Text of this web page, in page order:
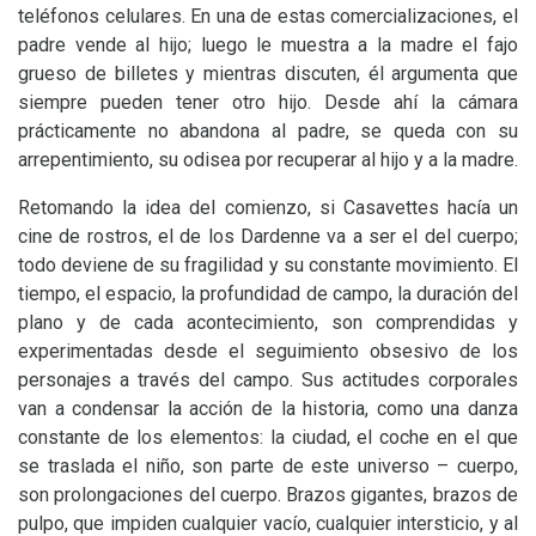
teléfonos celulares. En una de estas comercializaciones, el
padre vende al hijo; luego le muestra a la madre el fajo
grueso de billetes y mientras discuten, él argumenta que
siempre pueden tener otro hijo. Desde ahí la cámara
prácticamente no abandona al padre, se queda con su
arrepentimiento, su odisea por recuperar al hijo y a la madre.
Retomando la idea del comienzo, si Casavettes hacía un
cine de rostros, el de los Dardenne va a ser el del cuerpo;
todo deviene de su fragilidad y su constante movimiento. El
tiempo, el espacio, la profundidad de campo, la duración del
plano y de cada acontecimiento, son comprendidas y
experimentadas desde el seguimiento obsesivo de los
personajes a través del campo. Sus actitudes corporales
van a condensar la acción de la historia, como una danza
constante de los elementos: la ciudad, el coche en el que
se traslada el niño, son parte de este universo – cuerpo,
son prolongaciones del cuerpo. Brazos gigantes, brazos de
pulpo, que impiden cualquier vacío, cualquier intersticio, y al